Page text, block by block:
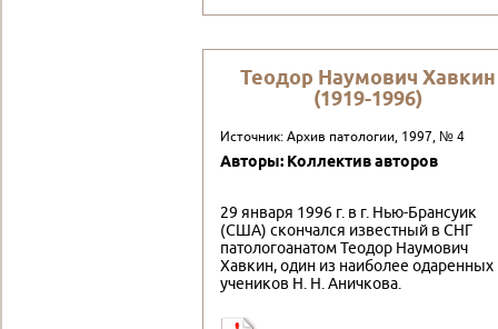
Теодор Наумович Хавкин
(1919-1996)
Источник: Архив патологии, 1997, № 4
Авторы: Коллектив авторов
29 января 1996 г. в г. Нью-Брансуик
(США) скон­чался известный в СНГ
патологоанатом Теодор Наумо­вич
Хавкин, один из наиболее одаренных
учеников Н. Н. Аничкова.